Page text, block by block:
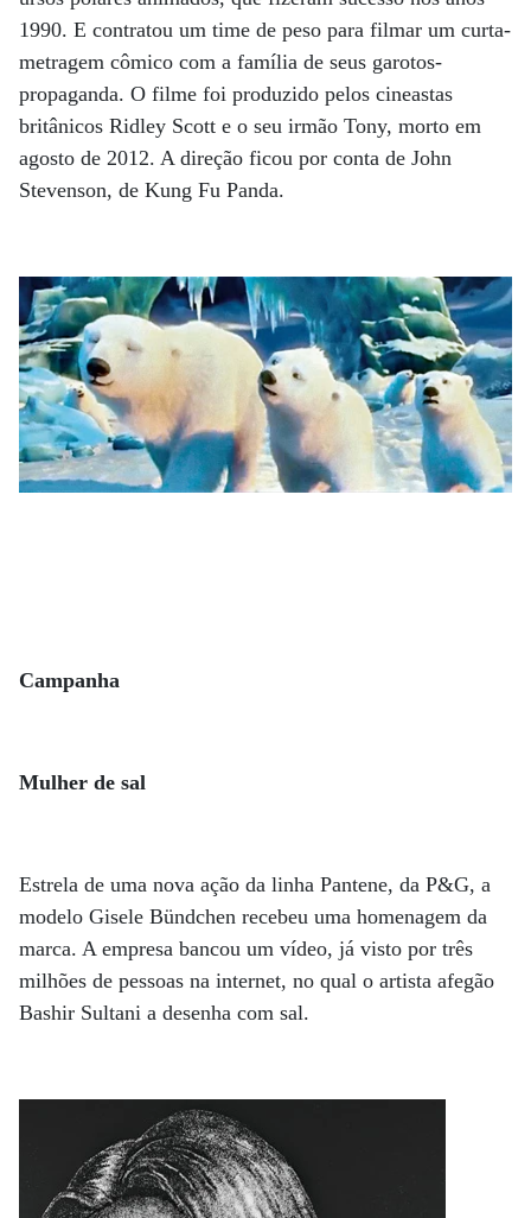
1990. E contratou um time de peso para filmar um curta-
metragem cômico com a família de seus garotos-
propaganda. O filme foi produzido pelos cineastas
britânicos Ridley Scott e o seu irmão Tony, morto em
agosto de 2012. A direção ficou por conta de John
Stevenson, de Kung Fu Panda.
Campanha
Mulher de sal
Estrela de uma nova ação da linha Pantene, da P&G, a
modelo Gisele Bündchen recebeu uma homenagem da
marca. A empresa bancou um vídeo, já visto por três
milhões de pessoas na internet, no qual o artista afegão
Bashir Sultani a desenha com sal.